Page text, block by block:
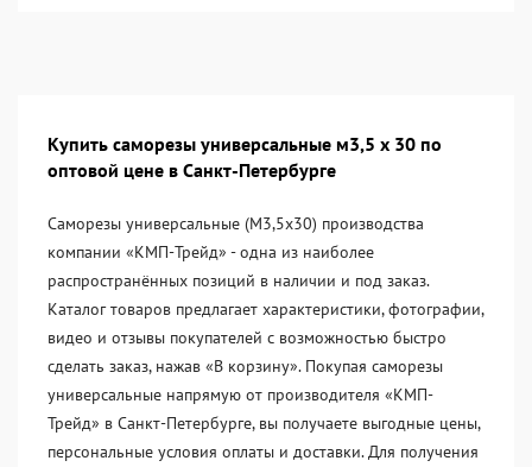
Купить саморезы универсальные м3,5 х 30 по
оптовой цене в Санкт-Петербурге
Саморезы универсальные (М3,5х30) производства
компании «KМП-Трейд» - одна из наиболее
распространённых позиций в наличии и под заказ.
Каталог товаров предлагает характеристики, фотографии,
видео и отзывы покупателей с возможностью быстро
сделать заказ, нажав «В корзину». Покупая саморезы
универсальные напрямую от производителя «KМП-
Трейд» в Санкт-Петербурге, вы получаете выгодные цены,
персональные условия оплаты и доставки. Для получения